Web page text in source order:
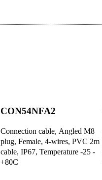
CON54NFA2
Connection cable, Angled M8
plug, Female, 4-wires, PVC 2m
cable, IP67, Temperature -25 -
+80C